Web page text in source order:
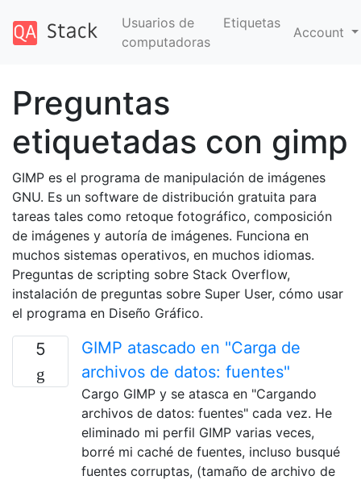
Usuarios de
computadoras
Etiquetas
Account
Preguntas
etiquetadas con gimp
GIMP es el programa de manipulación de imágenes
GNU. Es un software de distribución gratuita para
tareas tales como retoque fotográfico, composición
de imágenes y autoría de imágenes. Funciona en
muchos sistemas operativos, en muchos idiomas.
Preguntas de scripting sobre Stack Overflow,
instalación de preguntas sobre Super User, cómo usar
el programa en Diseño Gráfico.
5
GIMP atascado en "Carga de
archivos de datos: fuentes"
Cargo GIMP y se atasca en "Cargando
archivos de datos: fuentes" cada vez. He
eliminado mi perfil GIMP varias veces,
borré mi caché de fuentes, incluso busqué
fuentes corruptas, (tamaño de archivo de